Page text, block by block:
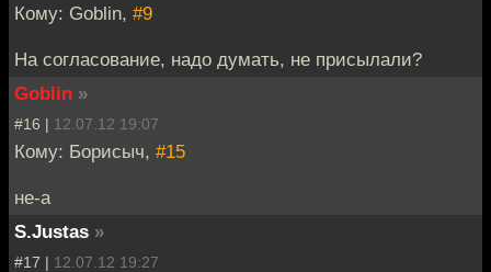
Кому: Goblin, #9
На согласование, надо думать, не присылали?
Goblin »
#16 | 12.07.12 19:07
Кому: Борисыч, #15
не-а
S.Justas »
#17 | 12.07.12 19:27